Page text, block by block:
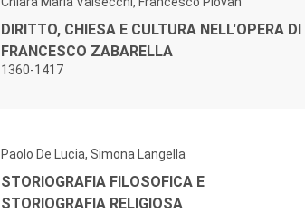
DIRITTO, CHIESA E CULTURA NELL'OPERA DI
FRANCESCO ZABARELLA
1360-1417
Paolo De Lucia, Simona Langella
STORIOGRAFIA FILOSOFICA E
STORIOGRAFIA RELIGIOSA